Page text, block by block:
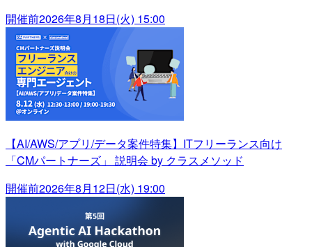
開催前2026年8月18日(火) 15:00
【AI/AWS/アプリ/データ案件特集】ITフリーランス向け
「CMパートナーズ」 説明会 by クラスメソッド
開催前2026年8月12日(水) 19:00